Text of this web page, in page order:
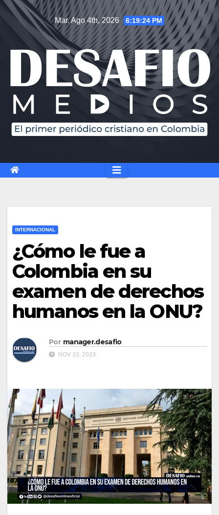
Mar. Ago 4th, 2026 6:19:25 PM
INTERNACIONAL
¿Cómo le fue a
Colombia en su
examen de derechos
humanos en la ONU?
Por manager.desafio
NOV 10, 2023